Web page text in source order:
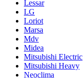
Lessar
LG
Loriot
Marsa
Mdv
Midea
Mitsubishi Electric
Mitsubishi Heavy
Neoclima